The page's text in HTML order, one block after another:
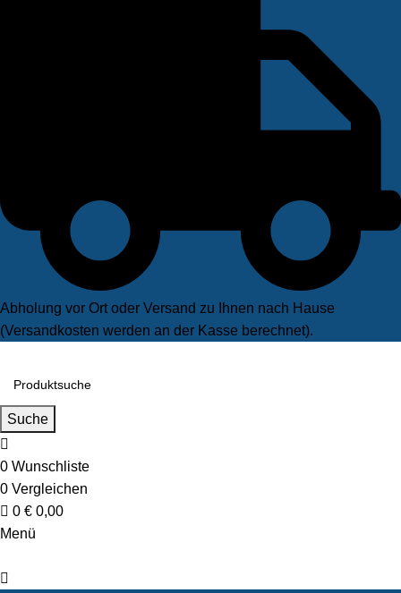
Abholung vor Ort oder Versand zu Ihnen nach Hause
(Versandkosten werden an der Kasse berechnet).
Suche
0 Wunschliste
0 Vergleichen
0 € 0,00
Menü